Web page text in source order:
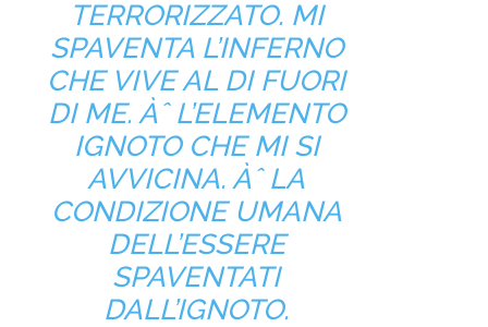
TERRORIZZATO. MI
SPAVENTA L’INFERNO
CHE VIVE AL DI FUORI
DI ME. Àˆ L’ELEMENTO
IGNOTO CHE MI SI
AVVICINA. Àˆ LA
CONDIZIONE UMANA
DELL’ESSERE
SPAVENTATI
DALL’IGNOTO.